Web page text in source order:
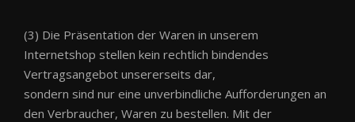
(3) Die Präsentation der Waren in unserem
Internetshop stellen kein rechtlich bindendes
Vertragsangebot unsererseits dar,
sondern sind nur eine unverbindliche Aufforderungen an
den Verbraucher, Waren zu bestellen. Mit der